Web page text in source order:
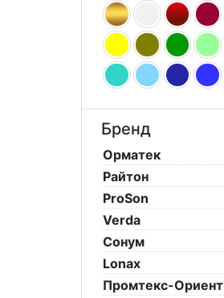
Бренд
Орматек
Райтон
ProSon
Verda
Сонум
Lonax
Промтекс-Ориент